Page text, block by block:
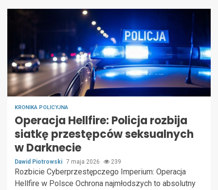
KRONIKA POLICYJNA
Operacja Hellfire: Policja rozbija
siatkę przestępców seksualnych
w Darknecie
Dawid Piotrowski 7 maja 2026 239
Rozbicie Cyberprzestępczego Imperium: Operacja
Hellfire w Polsce Ochrona najmłodszych to absolutny